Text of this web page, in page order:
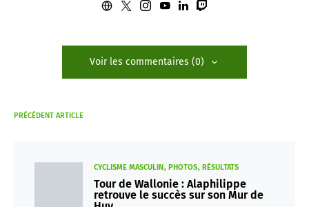
Voir les commentaires (0)
PRÉCÉDENT ARTICLE
CYCLISME MASCULIN PHOTOS RÉSULTATS
Tour de Wallonie : Alaphilippe
retrouve le succès sur son Mur de